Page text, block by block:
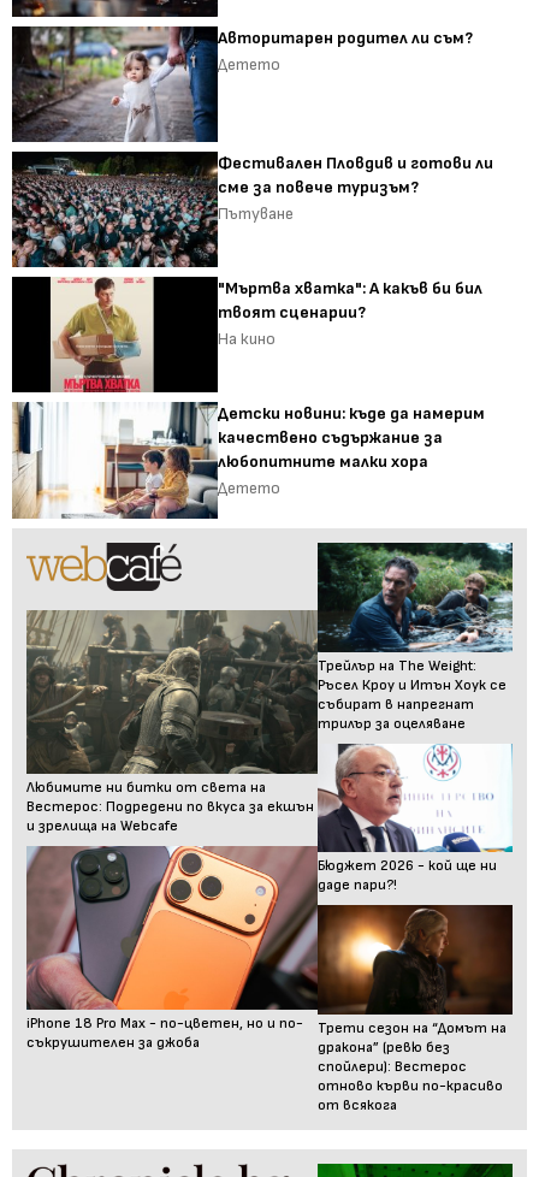
Авторитарен родител ли съм?
Детето
Фестивален Пловдив и готови ли
сме за повече туризъм?
Пътуване
"Мъртва хватка": А какъв би бил
твоят сценарии?
На кино
Детски новини: къде да намерим
качествено съдържание за
любопитните малки хора
Детето
Любимите ни битки от света на
Вестерос: Подредени по вкуса за екшън
и зрелища на Webcafe
iPhone 18 Pro Max - по-цветен, но и по-
съкрушителен за джоба
Трейлър на The Weight:
Ръсел Кроу и Итън Хоук се
събират в напрегнат
трилър за оцеляване
Бюджет 2026 - кой ще ни
даде пари?!
Трети сезон на “Домът на
дракона” (ревю без
спойлери): Вестерос
отново кърви по-красиво
от всякога